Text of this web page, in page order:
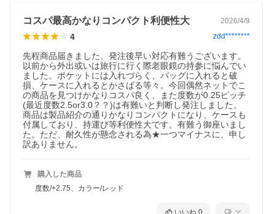
コスパ最高かなりコンパクト利便性大 2026/4/9
4 zdd********
先程商品届きました、発注後早い対応有難うございます。
以前から外出或いは旅行に行く際老眼鏡の持参に悩んでい
ました。ポケットには入れづらく、バッグに入れると破
損、ケースに入れるとかさばる等々。今回偶然ネットでこ
の商品を見つけかなりコスパ良く、また度数が0.25ピッチ
(最近度数2.5or3.0？？)は有難いと判断し発注しました。
商品は製品紹介の通りかなりコンパクトになり、ケースも
付属しており、持運び等利便性大です。有難う御座いまし
た。ただ、耐久性が懸念される為★一つマイナスに、申し
訳ありません。
購入した商品
度数/+2.75、カラー/レッド